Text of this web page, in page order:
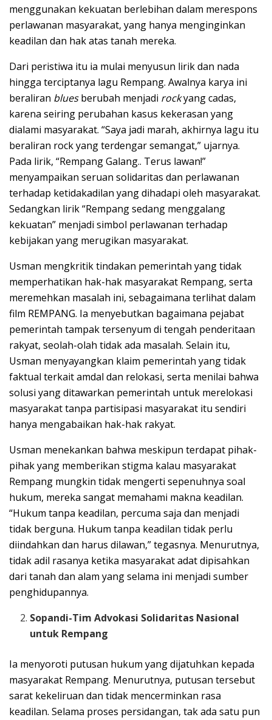
menggunakan kekuatan berlebihan dalam merespons
perlawanan masyarakat, yang hanya menginginkan
keadilan dan hak atas tanah mereka.
Dari peristiwa itu ia mulai menyusun lirik dan nada
hingga terciptanya lagu Rempang. Awalnya karya ini
beraliran bluesberubah menjadi rockyang cadas,
karena seiring perubahan kasus kekerasan yang
dialami masyarakat. “Saya jadi marah, akhirnya lagu itu
beraliran rock yang terdengar semangat,” ujarnya.
Pada lirik, “Rempang Galang.. Terus lawan!”
menyampaikan seruan solidaritas dan perlawanan
terhadap ketidakadilan yang dihadapi oleh masyarakat.
Sedangkan lirik “Rempang sedang menggalang
kekuatan” menjadi simbol perlawanan terhadap
kebijakan yang merugikan masyarakat.
Usman mengkritik tindakan pemerintah yang tidak
memperhatikan hak-hak masyarakat Rempang, serta
meremehkan masalah ini, sebagaimana terlihat dalam
film REMPANG. Ia menyebutkan bagaimana pejabat
pemerintah tampak tersenyum di tengah penderitaan
rakyat, seolah-olah tidak ada masalah. Selain itu,
Usman menyayangkan klaim pemerintah yang tidak
faktual terkait amdal dan relokasi, serta menilai bahwa
solusi yang ditawarkan pemerintah untuk merelokasi
masyarakat tanpa partisipasi masyarakat itu sendiri
hanya mengabaikan hak-hak rakyat.
Usman menekankan bahwa meskipun terdapat pihak-
pihak yang memberikan stigma kalau masyarakat
Rempang mungkin tidak mengerti sepenuhnya soal
hukum, mereka sangat memahami makna keadilan.
“Hukum tanpa keadilan, percuma saja dan menjadi
tidak berguna. Hukum tanpa keadilan tidak perlu
diindahkan dan harus dilawan,” tegasnya. Menurutnya,
tidak adil rasanya ketika masyarakat adat dipisahkan
dari tanah dan alam yang selama ini menjadi sumber
penghidupannya.
Sopandi-Tim Advokasi Solidaritas Nasional
untuk Rempang
Ia menyoroti putusan hukum yang dijatuhkan kepada
masyarakat Rempang. Menurutnya, putusan tersebut
sarat kekeliruan dan tidak mencerminkan rasa
keadilan. Selama proses persidangan, tak ada satu pun